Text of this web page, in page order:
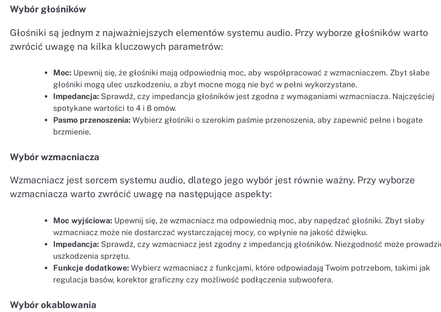
Wybór głośników
Głośniki są jednym z najważniejszych elementów systemu audio. Przy wyborze głośników warto
zwrócić uwagę na kilka kluczowych parametrów:
Moc: Upewnij się, że głośniki mają odpowiednią moc, aby współpracować z wzmacniaczem. Zbyt słabe
głośniki mogą ulec uszkodzeniu, a zbyt mocne mogą nie być w pełni wykorzystane.
Impedancja: Sprawdź, czy impedancja głośników jest zgodna z wymaganiami wzmacniacza. Najczęściej
spotykane wartości to 4 i 8 omów.
Pasmo przenoszenia: Wybierz głośniki o szerokim paśmie przenoszenia, aby zapewnić pełne i bogate
brzmienie.
Wybór wzmacniacza
Wzmacniacz jest sercem systemu audio, dlatego jego wybór jest równie ważny. Przy wyborze
wzmacniacza warto zwrócić uwagę na następujące aspekty:
Moc wyjściowa: Upewnij się, że wzmacniacz ma odpowiednią moc, aby napędzać głośniki. Zbyt słaby
wzmacniacz może nie dostarczać wystarczającej mocy, co wpłynie na jakość dźwięku.
Impedancja: Sprawdź, czy wzmacniacz jest zgodny z impedancją głośników. Niezgodność może
uszkodzenia sprzętu.
Funkcje dodatkowe: Wybierz wzmacniacz z funkcjami, które odpowiadają Twoim potrzebom, takimi jak
regulacja basów, korektor graficzny czy możliwość podłączenia subwoofera.
Wybór okablowania